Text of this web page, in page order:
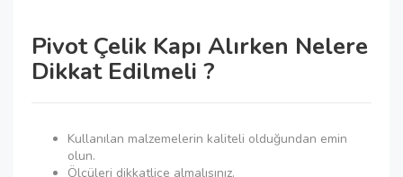
Pivot Çelik Kapı Alırken Nelere
Dikkat Edilmeli ?
Kullanılan malzemelerin kaliteli olduğundan emin
olun.
Ölçüleri dikkatlice almalısınız.